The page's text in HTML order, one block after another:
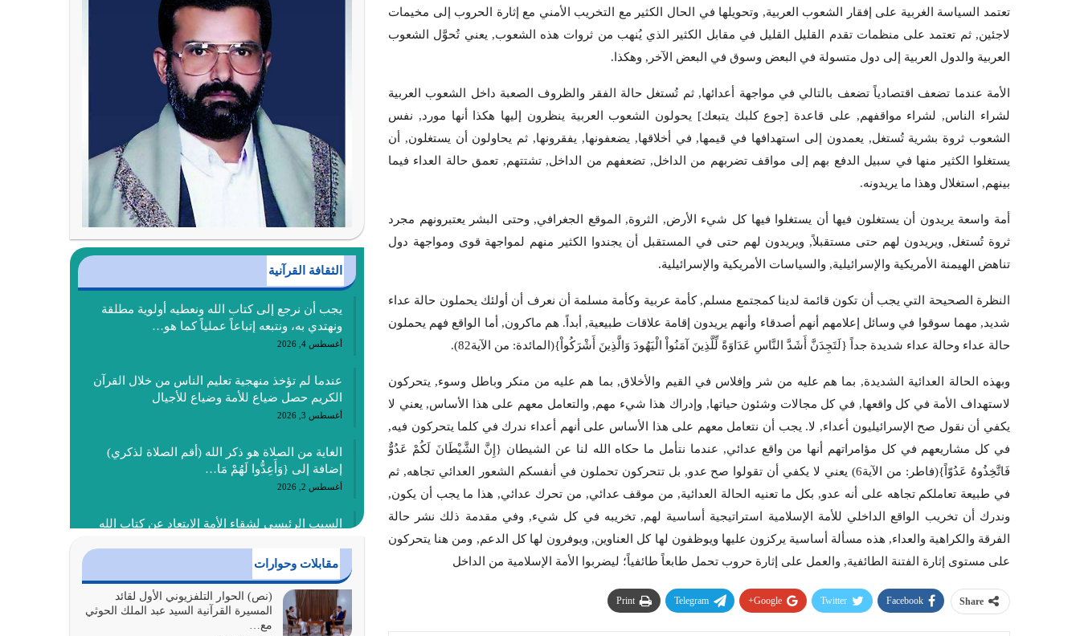
تعتمد السياسة الغربية على إفقار الشعوب العربية, وتحويلها في الحال الكثير مع التخريب الأمني مع إثارة الحروب إلى مخيمات
لاجئين, ثم تعتمد على منظمات تقدم القليل القليل في مقابل الكثير الذي يُنهب من ثروات هذه الشعوب, يعني تُحوَّل الشعوب
العربية والدول العربية إلى دول متسولة في البعض وسوق في البعض الآخر, وهكذا.
الأمة عندما تضعف اقتصادياً تضعف بالتالي في مواجهة أعدائها, ثم تُستغل حالة الفقر والظروف الصعبة داخل الشعوب العربية
لشراء الناس, لشراء مواقفهم, على قاعدة [جوع كلبك يتبعك] يحولون الشعوب العربية ينظرون إليها هكذا أنها مورد, نفس
الشعوب ثروة بشرية تُستغل, يعمدون إلى استهدافها في قيمها, في أخلاقها, يضعفونها, يفقرونها, ثم يحاولون أن يستغلون, أن
يستغلوا الكثير منها في سبيل الدفع بهم إلى مواقف تضربهم من الداخل, تضعفهم من الداخل, تشتتهم, تعمق حالة العداء فيما
بينهم, استغلال وهذا ما يريدونه.
أمة واسعة يريدون أن يستغلون فيها أن يستغلوا فيها كل شيء الأرض, الثروة, الموقع الجغرافي, وحتى البشر يعتبرونهم مجرد
ثروة تُستغل, ويريدون لهم حتى مستقبلاً, ويريدون لهم حتى في المستقبل أن يجندوا الكثير منهم لمواجهة قوى ومواجهة دول
تناهض الهيمنة الأمريكية والإسرائيلية, والسياسات الأمريكية والإسرائيلية.
النظرة الصحيحة التي يجب أن تكون قائمة لدينا كمجتمع مسلم, كأمة عربية وكأمة مسلمة أن نعرف أن أولئك يحملون حالة عداء
شديد, مهما سوقوا في وسائل إعلامهم أنهم أصدقاء وأنهم يريدون إقامة علاقات طبيعية, أبداً. هم ماكرون, أما الواقع فهم يحملون
حالة عداء وحالة عداء شديدة جداً {لَتَجِدَنَّ أَشَدَّ النَّاسِ عَدَاوَةً لِّلَّذِينَ آمَنُواْ الْيَهُودَ وَالَّذِينَ أَشْرَكُواْ}(المائدة: من الآية82).
وبهذه الحالة العدائية الشديدة, بما هم عليه من شر وإفلاس في القيم والأخلاق, بما هم عليه من منكر وباطل وسوء, يتحركون
لاستهداف الأمة في كل واقعها, في كل مجالات وشئون حياتها, وإدراك هذا شيء مهم, والتعامل معهم على هذا الأساس, يعني لا
يكفي أن نقول صح الإسرائيليون أعداء, لا. يجب أن نتعامل معهم على هذا الأساس على أنهم أعداء ندرك في كلما يتحركون فيه,
في كل مشاريعهم في كل مؤامراتهم أنها من واقع عدائي, عندما نتأمل ما حكاه الله لنا عن الشيطان {إِنَّ الشَّيْطَانَ لَكُمْ عَدُوٌّ
فَاتَّخِذُوهُ عَدُوّاً}(فاطر: من الآية6) يعني لا يكفي أن تقولوا صح عدو, بل تتحركون تحملون في أنفسكم الشعور العدائي تجاهه, ثم
في طبيعة تعاملكم تجاهه على أنه عدو, بكل ما تعنيه الحالة العدائية, من موقف عدائي, من تحرك عدائي, هذا ما يجب أن يكون,
وندرك أن تخريب الواقع الداخلي للأمة الإسلامية استراتيجية أساسية لهم, تخريبه في كل شيء, وفي مقدمة ذلك نشر حالة
الفرقة والكراهية والعداء, هذه مسألة أساسية يركزون عليها ويوظفون لها كل العناوين, ويوفرون لها كل الدعم, ومن هنا يتحركون
على مستوى إثارة الفتنة الطائفية, والعمل على إثارة حروب تحمل طابعاً طائفياً؛ ليضربوا الأمة الإسلامية من الداخل
Share
Facebook
Twitter
Google+
Telegram
Print
الثقافة القرآنية
يجب أن نرجع إلى كتاب الله ونعطيه أولوية مطلقة
ونهتدي به، ونتبعه إتباعاً عملياً كما هو…
أغسطس 4, 2026
عندما لم تؤخذ منهجية تعليم الناس من خلال القرآن
الكريم حصل ضياع للأمة وضياع للأجيال
أغسطس 3, 2026
الغاية من الصلاة هو ذكر الله (أقم الصلاة لذكري)
إضافة إلى {وَأَعِدُّوا لَهُمْ مَا…
أغسطس 2, 2026
السبب الرئيسي لشقاء الأمة الابتعاد عن كتاب الله
أغسطس 1, 2026
أبرز أسباب الشقاء هو الإعراض عن ذكر الله وعن هدى
الله المتمثل في القرآن الكريم
يوليو 31, 2026
مقابلات وحوارات
(نص) الحوار التلفزيوني الأول لقائد
المسيرة القرآنية السيد عبد الملك الحوثي
مع…